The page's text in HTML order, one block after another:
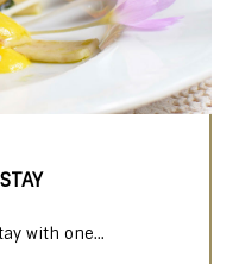
with one...